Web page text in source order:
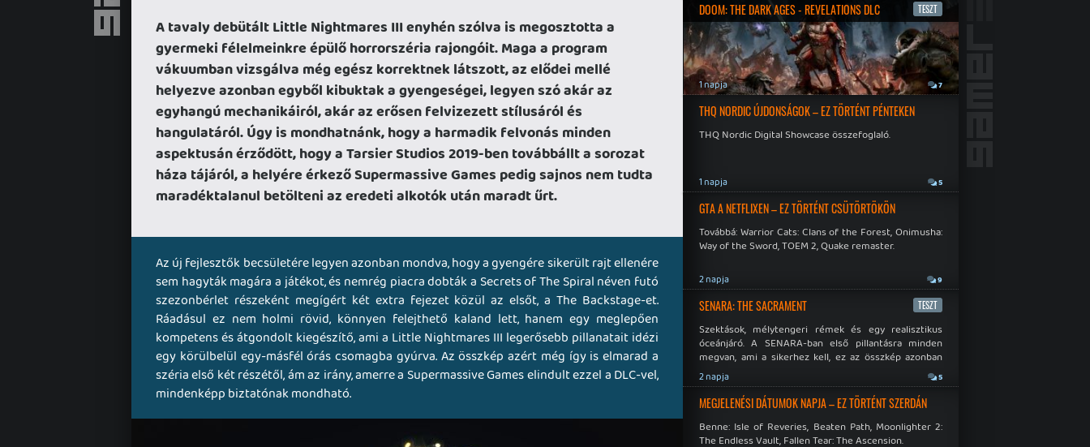
A tavaly debütált Little Nightmares III enyhén szólva is megosztotta a
gyermeki félelmeinkre épülő horrorszéria rajongóit. Maga a program
vákuumban vizsgálva még egész korrektnek látszott, az elődei mellé
helyezve azonban egyből kibuktak a gyengeségei, legyen szó akár az
egyhangú mechanikáiról, akár az erősen felvizezett stílusáról és
hangulatáról. Úgy is mondhatnánk, hogy a harmadik felvonás minden
aspektusán érződött, hogy a Tarsier Studios 2019-ben továbbállt a sorozat
háza tájáról, a helyére érkező Supermassive Games pedig sajnos nem tudta
maradéktalanul betölteni az eredeti alkotók után maradt űrt.
Az új fejlesztők becsületére legyen azonban mondva, hogy a gyengére sikerült rajt ellenére
sem hagyták magára a játékot, és nemrég piacra dobták a Secrets of The Spiral néven futó
szezonbérlet részeként megígért két extra fejezet közül az elsőt, a The Backstage-et.
Ráadásul ez nem holmi rövid, könnyen felejthető kaland lett, hanem egy meglepően
kompetens és átgondolt kiegészítő, ami a Little Nightmares III legerősebb pillanatait idézi
egy körülbelül egy-másfél órás csomagba gyúrva. Az összkép azért még így is elmarad a
széria első két részétől, ám az irány, amerre a Supermassive Games elindult ezzel a DLC-vel,
mindenképp biztatónak mondható.
DOOM: THE DARK AGES - REVELATIONS DLC TESZT
1 napja 7
THQ NORDIC ÚJDONSÁGOK – EZ TÖRTÉNT PÉNTEKEN
THQ Nordic Digital Showcase összefoglaló.
1 napja 5
GTA A NETFLIXEN – EZ TÖRTÉNT CSÜTÖRTÖKÖN
Továbbá: Warrior Cats: Clans of the Forest, Onimusha:
Way of the Sword, TOEM 2, Quake remaster.
2 napja 9
SENARA: THE SACRAMENT TESZT
Szektások, mélytengeri rémek és egy realisztikus
óceánjáró. A SENARA-ban első pillantásra minden
megvan, ami a sikerhez kell, ez az összkép azonban
becsapós.
2 napja 5
MEGJELENÉSI DÁTUMOK NAPJA – EZ TÖRTÉNT SZERDÁN
Benne: Isle of Reveries, Beaten Path, Moonlighter 2:
The Endless Vault, Fallen Tear: The Ascension.